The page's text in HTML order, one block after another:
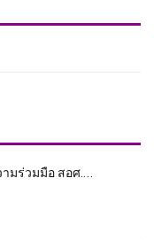
มร่วมมือ สอศ.…